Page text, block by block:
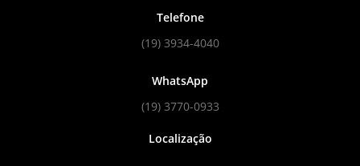
Telefone
(19) 3934-4040
WhatsApp
(19) 3770-0933
Localização